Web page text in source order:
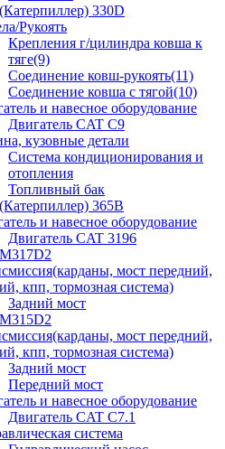
330D
Рукоять
Крепления г/цилиндра ковша к
тяге(9)
Соединение ковш-рукоять(11)
Соединение ковша с тягой(10)
и навесное оборудование
Двигатель CAT C9
кузовные детали
Система кондиционирования и
отопления
Топливный бак
365B
и навесное оборудование
Двигатель CAT 3196
мост передний,
кпп, тормозная система)
Задний мост
мост передний,
кпп, тормозная система)
Задний мост
Передний мост
и навесное оборудование
Двигатель CAT C7.1
система